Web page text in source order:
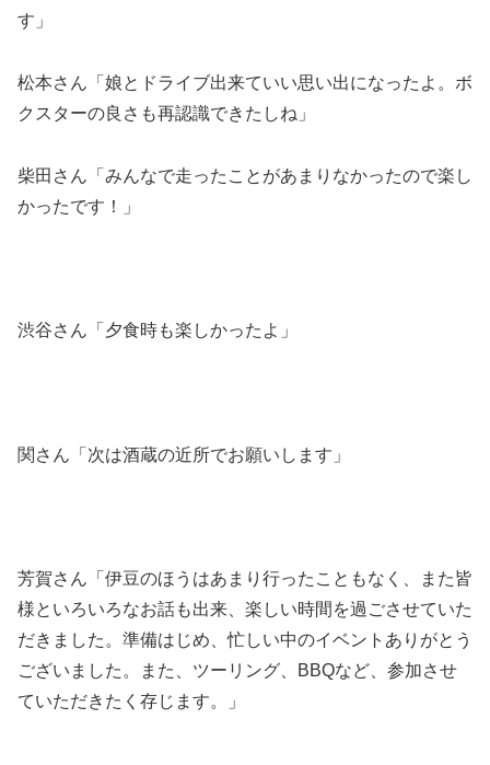
す」
松本さん「娘とドライブ出来ていい思い出になったよ。ボ
クスターの良さも再認識できたしね」
柴田さん「みんなで走ったことがあまりなかったので楽し
かったです！」
渋谷さん「夕食時も楽しかったよ」
関さん「次は酒蔵の近所でお願いします」
芳賀さん「伊豆のほうはあまり行ったこともなく、また皆
様といろいろなお話も出来、楽しい時間を過ごさせていた
だきました。準備はじめ、忙しい中のイベントありがとう
ございました。また、ツーリング、BBQなど、参加させ
ていただきたく存じます。」